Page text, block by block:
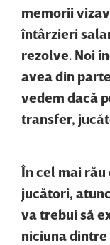
memorii
întârzieri
rezolve. Noi
avea din
vedem dacă
transfer,
În cel mai rău
jucători,
va trebui să
niciuna dintre